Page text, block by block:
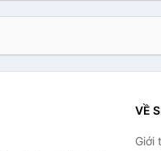
VỀ
Giới